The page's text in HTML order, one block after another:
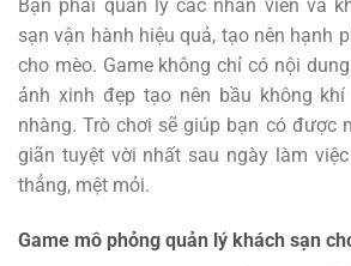
Bạn phải quản lý các nhân viên và
sạn vận hành hiệu quả, tạo nên hạnh
cho mèo. Game không chỉ có nội
ảnh xinh đẹp tạo nên bầu không
nhàng. Trò chơi sẽ giúp bạn có được
giãn tuyệt vời nhất sau ngày làm
thẳng, mệt mỏi.
Game mô phỏng quản lý khách sạn